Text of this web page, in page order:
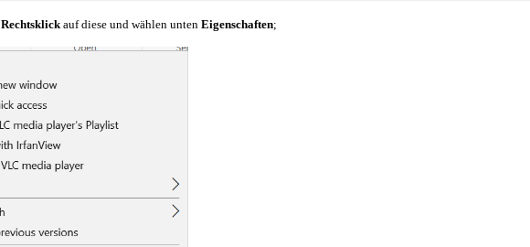
Rechtsklick auf diese und wählen unten Eigenschaften;